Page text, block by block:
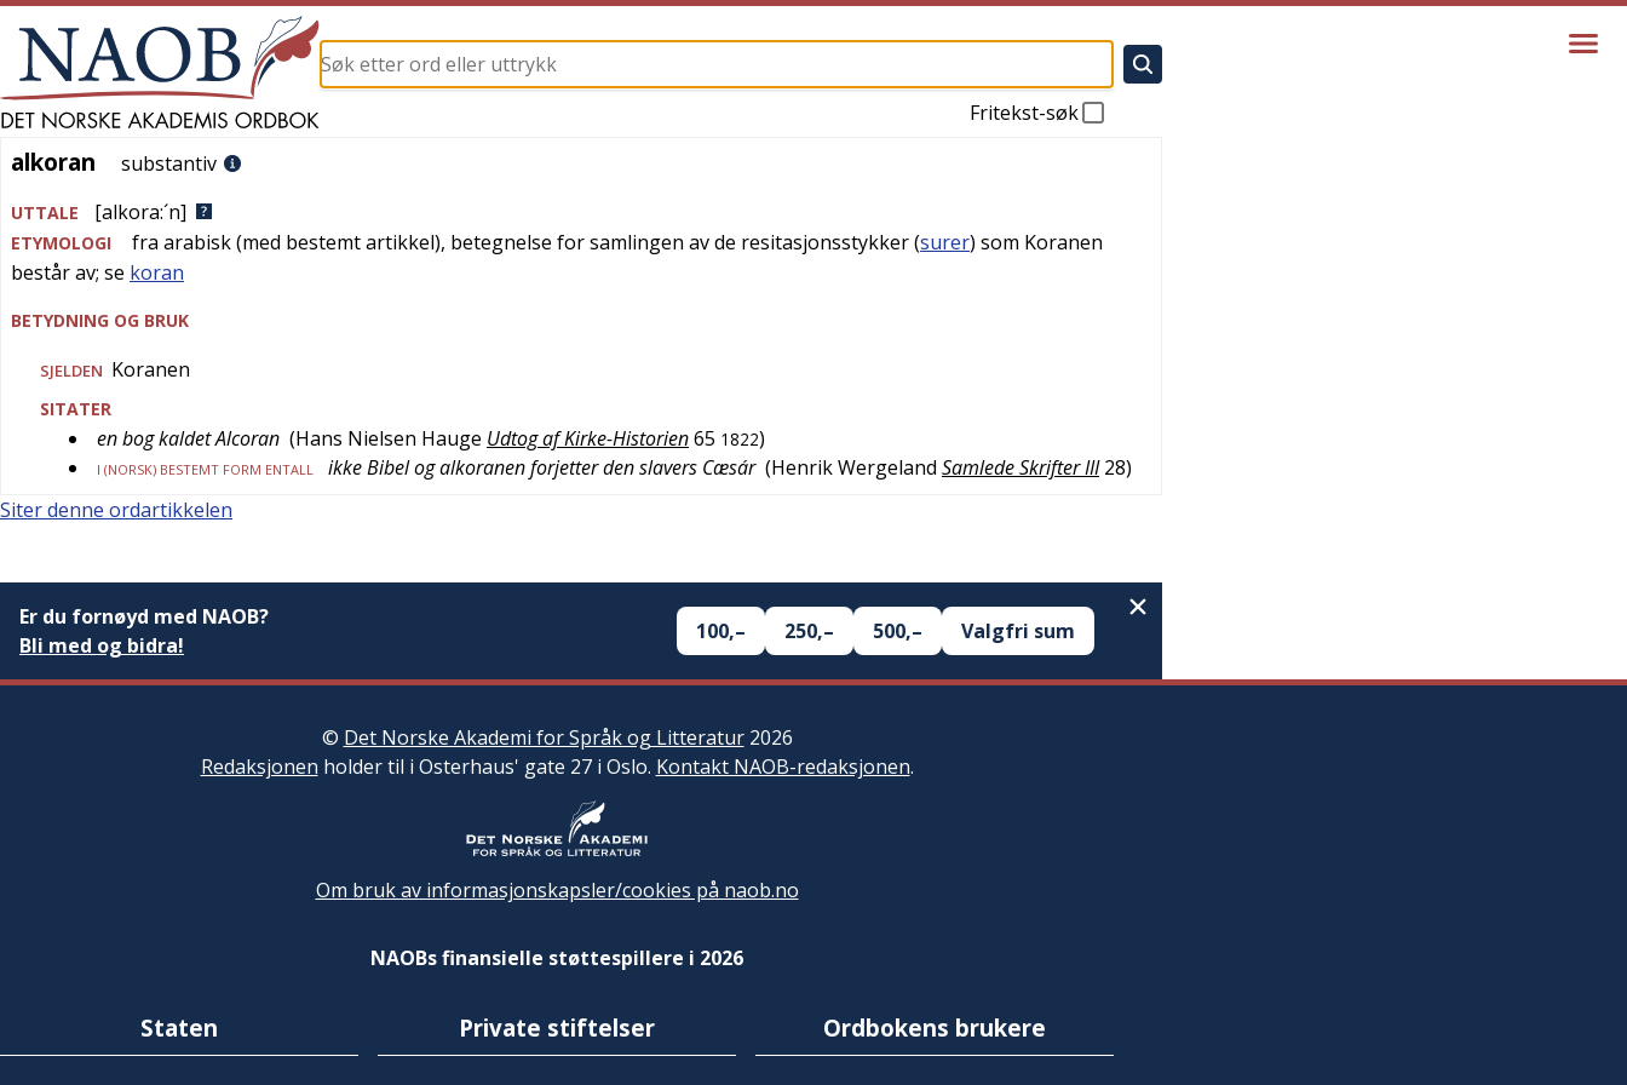
Fritekst-søk
alkoran
alkoran substantiv
UTTALE [alkora:´n]
ETYMOLOGI fra arabisk(med bestemt artikkel), betegnelse for samlingen av de resitasjonsstykker (surer) som Koranen
består av; se koran
BETYDNING OG BRUK
SJELDEN Koranen
SITATER
en bog kaldet Alcoran (Hans Nielsen Hauge Udtog af Kirke-Historien65 1822)
I (NORSK) BESTEMT FORM ENTALL ikke Bibel og alkoranen forjetter den slavers Cæsár (Henrik Wergeland Samlede Skrifter III 28)
Siter denne ordartikkelen
Er du fornøyd med NAOB?
Bli med og bidra!
100,– 250,– 500,– Valgfri sum
© Det Norske Akademi for Språk og Litteratur2026
Redaksjonen holder til i Osterhaus' gate 27 i Oslo. Kontakt NAOB-redaksjonen.
Om bruk av informasjonskapsler/cookies på naob.no
NAOBs finansielle støttespillere i 2026
Staten Private stiftelser Ordbokens brukere